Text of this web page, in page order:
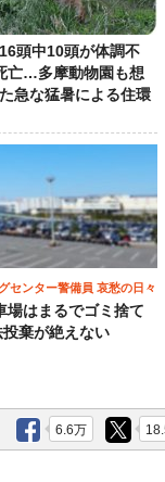
頭中10頭が体調不
亡…多摩動物園も想
急な猛暑による住環
センター警備員 哀愁の日々
場はまるでゴミ捨て
棄が絶えない
6.6万